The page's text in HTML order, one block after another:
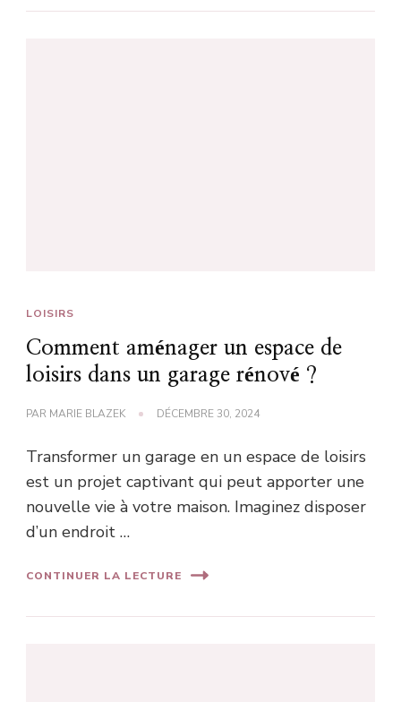
LOISIRS
Comment aménager un espace de
loisirs dans un garage rénové ?
PAR MARIE BLAZEK DÉCEMBRE 30, 2024
Transformer un garage en un espace de loisirs
est un projet captivant qui peut apporter une
nouvelle vie à votre maison. Imaginez disposer
d’un endroit …
CONTINUER LA LECTURE